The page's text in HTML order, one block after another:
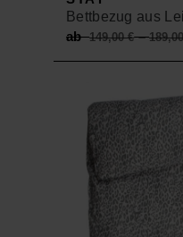
Bettbezug aus
ab149,00€–